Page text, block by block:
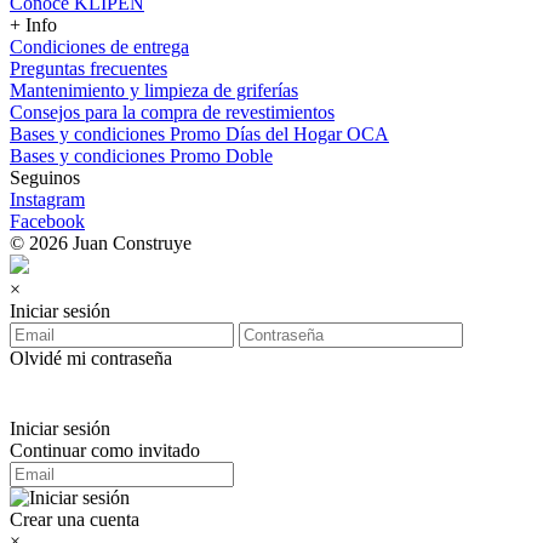
+ Info
Condiciones de entrega
Preguntas frecuentes
Mantenimiento y limpieza de griferías
Consejos para la compra de revestimientos
Bases y condiciones Promo Días del Hogar OCA
Bases y condiciones Promo Doble
Seguinos
Instagram
Facebook
© 2026 Juan Construye
×
Iniciar sesión
Olvidé mi contraseña
Iniciar sesión
Continuar como invitado
Crear una cuenta